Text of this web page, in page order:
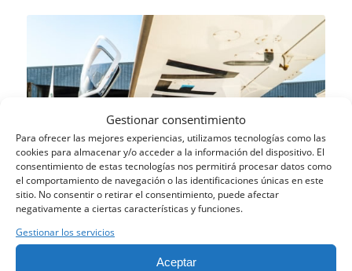
Gestionar consentimiento
Para ofrecer las mejores experiencias, utilizamos tecnologías como las
cookies para almacenar y/o acceder a la información del dispositivo. El
consentimiento de estas tecnologías nos permitirá procesar datos como
el comportamiento de navegación o las identificaciones únicas en este
sitio. No consentir o retirar el consentimiento, puede afectar
negativamente a ciertas características y funciones.
Gestionar los servicios
Aceptar